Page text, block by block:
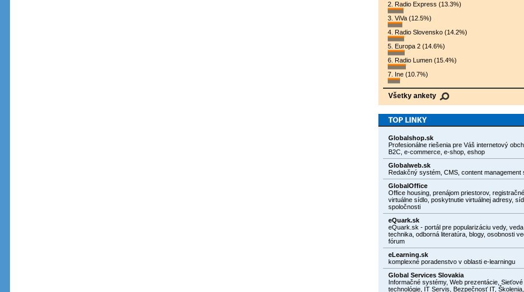
2. Radio Express (13.3%)
3. ViVa (12.5%)
4. Radio Slovensko (14.2%)
5. Europa 2 (14.6%)
6. Radio Lumen (15.4%)
7. Ine (10.7%)
Všetky ankety
Globalshop.sk
Profesionálne riešenia pre Váš internetový
B2C, e-commerce, e-shop, eshop
Globalweb.sk
Redakčný systém, CMS, content management
GlobalOffice
Office housing, prenájom priestorov,
virtuálne sídlo, poskytnutie virtuálnej adresy,
spoločnosti
eQuark.sk
eQuark.sk - portál pre popularizáciu vedy, veda,
technika, odborná literatúra, blogy, osobnosti
fórum
eLearning.sk
komplexné poradenstvo v oblasti e-learningu
Global Services Slovakia
Informačné systémy, Web prezentácie, Sieťové
technológie, IT Servis, Bezpečnosť IT, Školenia,